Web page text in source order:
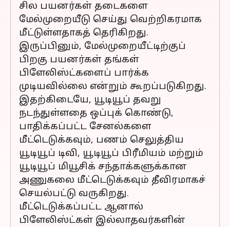
சில பயனர்கள் தடைகளை
மேல்முறையீடு செய்து வெற்றிகரமாக
மீட்டுள்ளதாகத் தெரிகிறது.
இருப்பினும், மேல்முறையீட்டிற்குப்
பிறகு பயனர்கள் தங்கள்
பிளேலிஸ்ட்களைப் பார்க்க
முடியவில்லை என்றும் கூறப்படுகிறது.
இதற்கிடையே, யூடியூப் தவறு
நடந்துள்ளதை ஒப்புக் கொண்டு,
பாதிக்கப்பட்ட சேனல்களை
மீட்டெடுக்கவும், பணம் செலுத்திய
யூடியூப் டிவி, யூடியூப் பிரீமியம் மற்றும்
யூடியூப் மியூசிக் சந்தாக்களுக்கான
அணுகலை மீட்டெடுக்கவும் தீவிரமாகச்
செயல்பட்டு வருகிறது.
மீட்டெடுக்கப்பட்ட ஆனால்
பிளேலிஸ்ட்கள் இல்லாதவர்களின்